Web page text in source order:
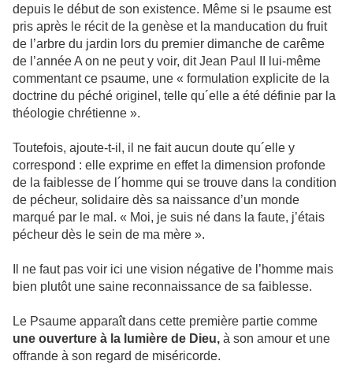
depuis le début de son existence. Même si le psaume est
pris après le récit de la genèse et la manducation du fruit
de l’arbre du jardin lors du premier dimanche de carême
de l’année A on ne peut y voir, dit Jean Paul II lui-même
commentant ce psaume, une « formulation explicite de la
doctrine du péché originel, telle qu´elle a été définie par la
théologie chrétienne ».
Toutefois, ajoute-t-il, il ne fait aucun doute qu´elle y
correspond : elle exprime en effet la dimension profonde
de la faiblesse de l´homme qui se trouve dans la condition
de pécheur, solidaire dès sa naissance d’un monde
marqué par le mal. « Moi, je suis né dans la faute, j’étais
pécheur dès le sein de ma mère ».
Il ne faut pas voir ici une vision négative de l’homme mais
bien plutôt une saine reconnaissance de sa faiblesse.
Le Psaume apparaît dans cette première partie comme
une ouverture à la lumière de Dieu, à son amour et une
offrande à son regard de miséricorde.